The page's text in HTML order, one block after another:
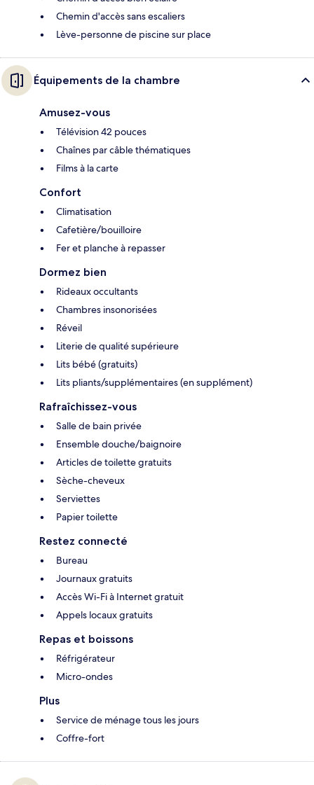
Chemin d'accès sans escaliers
Lève-personne de piscine sur place
Équipements de la chambre
Amusez-vous
Télévision 42 pouces
Chaînes par câble thématiques
Films à la carte
Confort
Climatisation
Cafetière/bouilloire
Fer et planche à repasser
Dormez bien
Rideaux occultants
Chambres insonorisées
Réveil
Literie de qualité supérieure
Lits bébé (gratuits)
Lits pliants/supplémentaires (en supplément)
Rafraîchissez-vous
Salle de bain privée
Ensemble douche/baignoire
Articles de toilette gratuits
Sèche-cheveux
Serviettes
Papier toilette
Restez connecté
Bureau
Journaux gratuits
Accès Wi-Fi à Internet gratuit
Appels locaux gratuits
Repas et boissons
Réfrigérateur
Micro-ondes
Plus
Service de ménage tous les jours
Coffre-fort